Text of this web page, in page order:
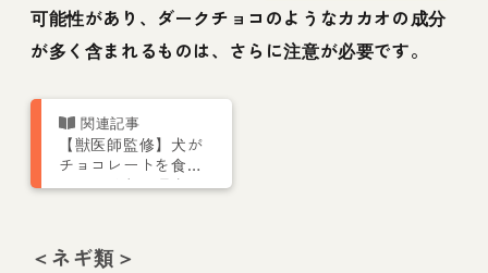
可能性があり、ダークチョコのようなカカオの成分
が多く含まれるものは、さらに注意が必要です。
【獣医師監修】犬が
チョコレートを食べ
てはいけない理由
＜ネギ類＞